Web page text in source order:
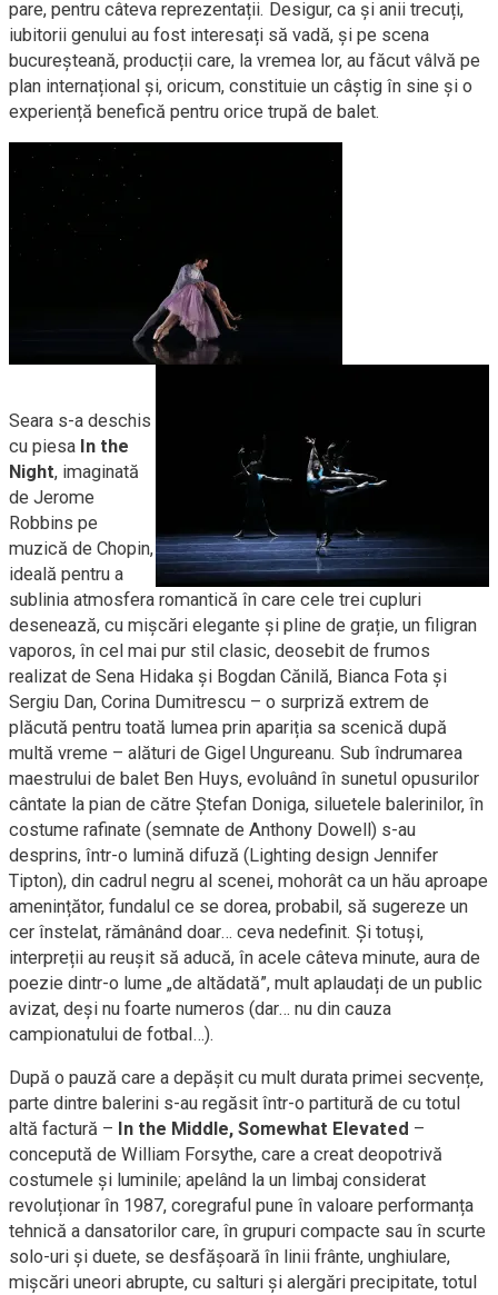
pare, pentru câteva reprezentații. Desigur, ca și anii trecuți,
iubitorii genului au fost interesați să vadă, și pe scena
bucureșteană, producții care, la vremea lor, au făcut vâlvă pe
plan internațional și, oricum, constituie un câștig în sine și o
experiență benefică pentru orice trupă de balet.
Seara s-a deschis
cu piesa In the
Night, imaginată
de Jerome
Robbins pe
muzică de Chopin,
ideală pentru a
sublinia atmosfera romantică în care cele trei cupluri
desenează, cu mișcări elegante și pline de grație, un filigran
vaporos, în cel mai pur stil clasic, deosebit de frumos
realizat de Sena Hidaka și Bogdan Cănilă, Bianca Fota și
Sergiu Dan, Corina Dumitrescu – o surpriză extrem de
plăcută pentru toată lumea prin apariția sa scenică după
multă vreme – alături de Gigel Ungureanu. Sub îndrumarea
maestrului de balet Ben Huys, evoluând în sunetul opusurilor
cântate la pian de către Ștefan Doniga, siluetele balerinilor, în
costume rafinate (semnate de Anthony Dowell) s-au
desprins, într-o lumină difuză (Lighting design Jennifer
Tipton), din cadrul negru al scenei, mohorât ca un hău aproape
amenințător, fundalul ce se dorea, probabil, să sugereze un
cer înstelat, rămânând doar… ceva nedefinit. Și totuși,
interpreții au reușit să aducă, în acele câteva minute, aura de
poezie dintr-o lume „de altădată”, mult aplaudați de un public
avizat, deși nu foarte numeros (dar… nu din cauza
campionatului de fotbal…).
După o pauză care a depășit cu mult durata primei secvențe,
parte dintre balerini s-au regăsit într-o partitură de cu totul
altă factură – In the Middle, Somewhat Elevated –
concepută de William Forsythe, care a creat deopotrivă
costumele și luminile; apelând la un limbaj considerat
revoluționar în 1987, coregraful pune în valoare performanța
tehnică a dansatorilor care, în grupuri compacte sau în scurte
solo-uri și duete, se desfășoară în linii frânte, unghiulare,
mișcări uneori abrupte, cu salturi și alergări precipitate, totul